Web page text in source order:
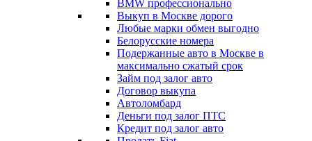
BMW профессионально
Выкуп в Москве дорого
Любые марки обмен выгодно
Белорусские номера
Подержанные авто в Москве в
максимально сжатый срок
Займ под залог авто
Договор выкупа
Автоломбард
Деньги под залог ПТС
Кредит под залог авто